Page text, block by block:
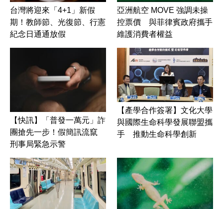
台灣將迎來「4+1」新假
期！教師節、光復節、行憲
紀念日通通放假
亞洲航空 MOVE 強調未操
控票價 與菲律賓政府攜手
維護消費者權益
【快訊】「普發一萬元」詐
團搶先一步！假簡訊流竄
刑事局緊急示警
【產學合作簽署】文化大學
與國際生命科學發展聯盟攜
手 推動生命科學創新